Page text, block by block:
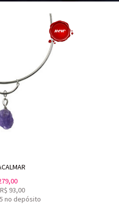
R$ 93,00
no depósito